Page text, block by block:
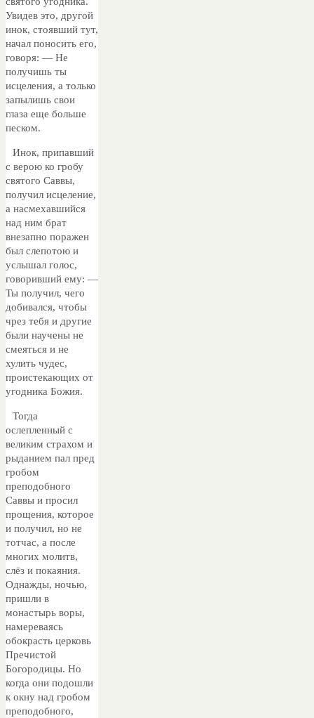
Увидев это, другой
инок, стоявший тут,
начал поносить его,
говоря: — Не
получишь ты
исцеления, а только
запылишь свои
глаза еще больше
песком.
Инок, припавший
с верою ко гробу
святого Саввы,
получил исцеление,
а насмехавшийся
над ним брат
внезапно поражен
был слепотою и
услышал голос,
говоривший ему: —
Ты получил, чего
добивался, чтобы
чрез тебя и другие
были научены не
смеяться и не
хулить чудес,
проистекающих от
угодника Божия.
Тогда
ослепленный с
великим страхом и
рыданием пал пред
гробом
преподобного
Саввы и просил
прощения, которое
и получил, но не
тотчас, а после
многих молитв,
слёз и покаяния.
Однажды, ночью,
пришли в
монастырь воры,
намереваясь
обокрасть церковь
Пречистой
Богородицы. Но
когда они подошли
к окну над гробом
преподобного,